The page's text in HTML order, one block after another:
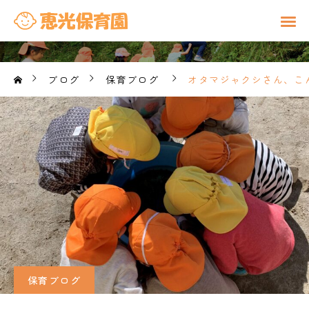
ブログ 保育ブログ オタマジャクシさん、こ
保育ブログ